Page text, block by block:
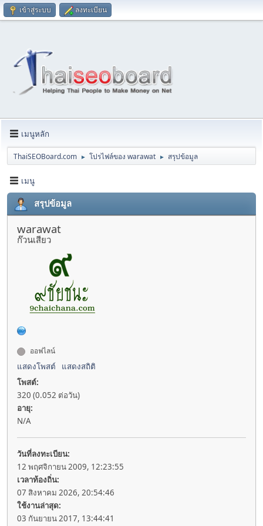
เข้าสู่ระบบ ลงทะเบียน
เมนูหลัก
ThaiSEOBoard.com ► โปรไฟล์ของ warawat ► สรุปข้อมูล
เมนู
สรุปข้อมูล
warawat
ก๊วนเสียว
ออฟไลน์
แสดงโพสต์
แสดงสถิติ
โพสต์:
320 (0.052 ต่อวัน)
อายุ:
N/A
วันที่ลงทะเบียน:
12 พฤศจิกายน 2009, 12:23:55
เวลาท้องถิ่น:
07 สิงหาคม 2026, 20:54:46
ใช้งานล่าสุด:
03 กันยายน 2017, 13:44:41